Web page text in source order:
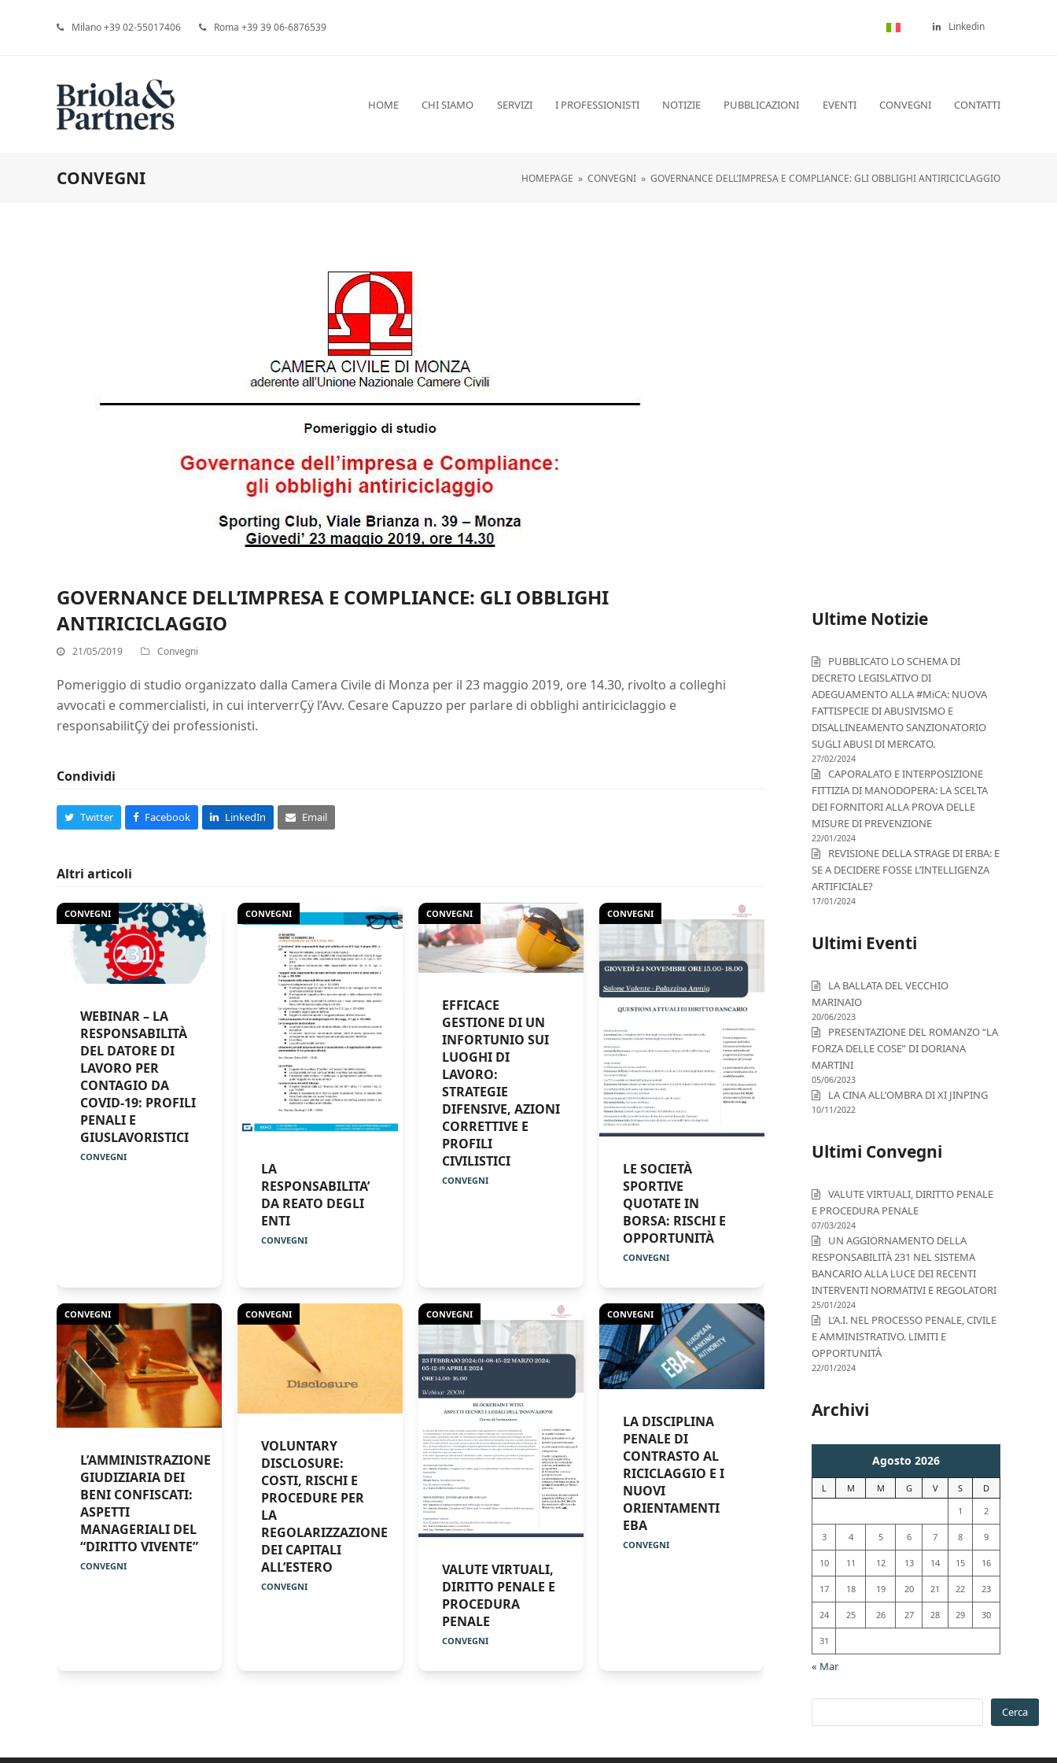
Milano +39 02-55017406 Roma +39 39 06-6876539 Linkedin
HOME CHI SIAMO SERVIZI I PROFESSIONISTI NOTIZIE PUBBLICAZIONI EVENTI CONVEGNI CONTATTI
CONVEGNI HOMEPAGE » CONVEGNI » GOVERNANCE DELL’IMPRESA E COMPLIANCE: GLI OBBLIGHI ANTIRICICLAGGIO
GOVERNANCE DELL’IMPRESA E COMPLIANCE: GLI OBBLIGHI
ANTIRICICLAGGIO
21/05/2019 Convegni
Pomeriggio di studio organizzato dalla Camera Civile di Monza per il 23 maggio 2019, ore 14.30, rivolto a colleghi
avvocati e commercialisti, in cui interverrÇÿ l’Avv. Cesare Capuzzo per parlare di obblighi antiriciclaggio e
responsabilitÇÿ dei professionisti.
Condividi
Twitter Facebook LinkedIn Email
Altri articoli
CONVEGNI
WEBINAR – LA
RESPONSABILITÀ
DEL DATORE DI
LAVORO PER
CONTAGIO DA
COVID-19: PROFILI
PENALI E
GIUSLAVORISTICI
CONVEGNI
CONVEGNI
LA
RESPONSABILITA’
DA REATO DEGLI
ENTI
CONVEGNI
CONVEGNI
EFFICACE
GESTIONE DI UN
INFORTUNIO SUI
LUOGHI DI
LAVORO:
STRATEGIE
DIFENSIVE, AZIONI
CORRETTIVE E
PROFILI
CIVILISTICI
CONVEGNI
CONVEGNI
LE SOCIETÀ
SPORTIVE
QUOTATE IN
BORSA: RISCHI E
OPPORTUNITÀ
CONVEGNI
CONVEGNI
L’AMMINISTRAZIONE
GIUDIZIARIA DEI
BENI CONFISCATI:
ASPETTI
MANAGERIALI DEL
“DIRITTO VIVENTE”
CONVEGNI
CONVEGNI
VOLUNTARY
DISCLOSURE:
COSTI, RISCHI E
PROCEDURE PER
LA
REGOLARIZZAZIONE
DEI CAPITALI
ALL’ESTERO
CONVEGNI
CONVEGNI
VALUTE VIRTUALI,
DIRITTO PENALE E
PROCEDURA
PENALE
CONVEGNI
CONVEGNI
LA DISCIPLINA
PENALE DI
CONTRASTO AL
RICICLAGGIO E I
NUOVI
ORIENTAMENTI
EBA
CONVEGNI
Ultime Notizie
PUBBLICATO LO SCHEMA DI
DECRETO LEGISLATIVO DI
ADEGUAMENTO ALLA #MiCA: NUOVA
FATTISPECIE DI ABUSIVISMO E
DISALLINEAMENTO SANZIONATORIO
SUGLI ABUSI DI MERCATO.
27/02/2024
CAPORALATO E INTERPOSIZIONE
FITTIZIA DI MANODOPERA: LA SCELTA
DEI FORNITORI ALLA PROVA DELLE
MISURE DI PREVENZIONE
22/01/2024
REVISIONE DELLA STRAGE DI ERBA: E
SE A DECIDERE FOSSE L’INTELLIGENZA
ARTIFICIALE?
17/01/2024
Ultimi Eventi
LA BALLATA DEL VECCHIO
MARINAIO
20/06/2023
PRESENTAZIONE DEL ROMANZO “LA
FORZA DELLE COSE” DI DORIANA
MARTINI
05/06/2023
LA CINA ALL’OMBRA DI XI JINPING
10/11/2022
Ultimi Convegni
VALUTE VIRTUALI, DIRITTO PENALE
E PROCEDURA PENALE
07/03/2024
UN AGGIORNAMENTO DELLA
RESPONSABILITÀ 231 NEL SISTEMA
BANCARIO ALLA LUCE DEI RECENTI
INTERVENTI NORMATIVI E REGOLATORI
25/01/2024
L’A.I. NEL PROCESSO PENALE, CIVILE
E AMMINISTRATIVO. LIMITI E
OPPORTUNITÀ
22/01/2024
Archivi
Agosto 2026
L M M G V S
D
1
2
3 4 5 6 7 8 9
10 11 12 13 14 15 16
17 18 19 20 21 22 23
24 25 26 27 28 29 30
31
« Mar
Cerca